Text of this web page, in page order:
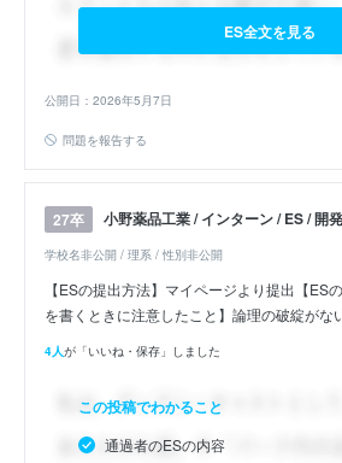
ES全文を見る
公開日：2026年5月7日
問題を報告する
27卒 小野薬品工業 / インターン / ES / 開
学校名非公開 / 理系 / 性別非公開
【ESの提出方法】マイページより提出【ES
を書くときに注意したこと】論理の破綻がな
4人が「いいね・保存」しました
この投稿でわかること
通過者のESの内容